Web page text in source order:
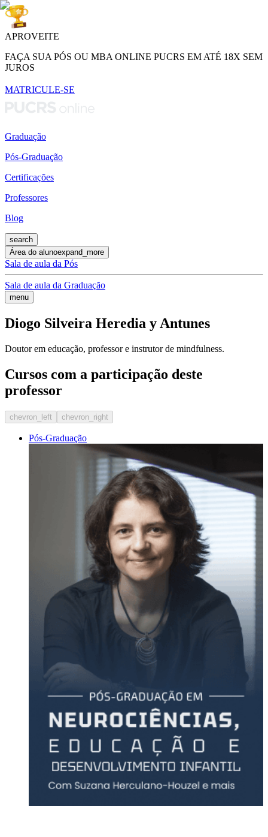
APROVEITE
FAÇA SUA PÓS OU MBA ONLINE PUCRS EM ATÉ 18X SEM
JUROS
MATRICULE-SE
Graduação
Pós-Graduação
Certificações
Professores
Blog
search
Área do alunoexpand_more
Sala de aula da Pós
Sala de aula da Graduação
menu
Diogo Silveira Heredia y Antunes
Doutor em educação, professor e instrutor de mindfulness.
Cursos com a participação deste
professor
chevron_left chevron_right
Pós-Graduação